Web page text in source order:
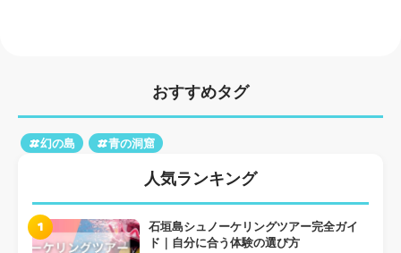
おすすめタグ
#幻の島 #青の洞窟
人気ランキング
1
石垣島シュノーケリングツアー完全ガイ
ド｜自分に合う体験の選び方